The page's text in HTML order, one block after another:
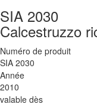
SIA 2030
Calcestruzzo
Numéro de produit
SIA 2030
Année
2010
valable dès